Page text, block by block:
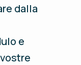
dalla
e